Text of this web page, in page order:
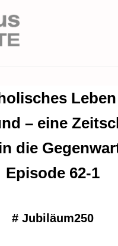
– eine
die
Episode 62-1
# Jubiläum250